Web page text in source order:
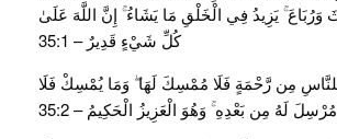
وَرُبَاعَ ۚ يَزِيدُ فِي الْخَلْقِ مَا يَشَاءُ ۚ إِنَّ اللَّهَ عَلَىٰ
كُلِّ شَيْءٍ قَدِيرٌ – 35:1
لِلنَّاسِ مِن رَّحْمَةٍ فَلَا مُمْسِكَ لَهَا ۖ وَمَا يُمْسِكْ فَلَا
مُرْسِلَ لَهُ مِن بَعْدِهِ ۚ وَهُوَ الْعَزِيزُ الْحَكِيمُ – 35:2